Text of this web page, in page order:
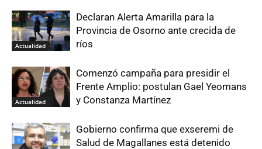
Actualidad
Declaran Alerta Amarilla para la
Provincia de Osorno ante crecida de
ríos
Actualidad
Comenzó campaña para presidir el
Frente Amplio: postulan Gael Yeomans
y Constanza Martínez
Gobierno confirma que exseremi de
Salud de Magallanes está detenido